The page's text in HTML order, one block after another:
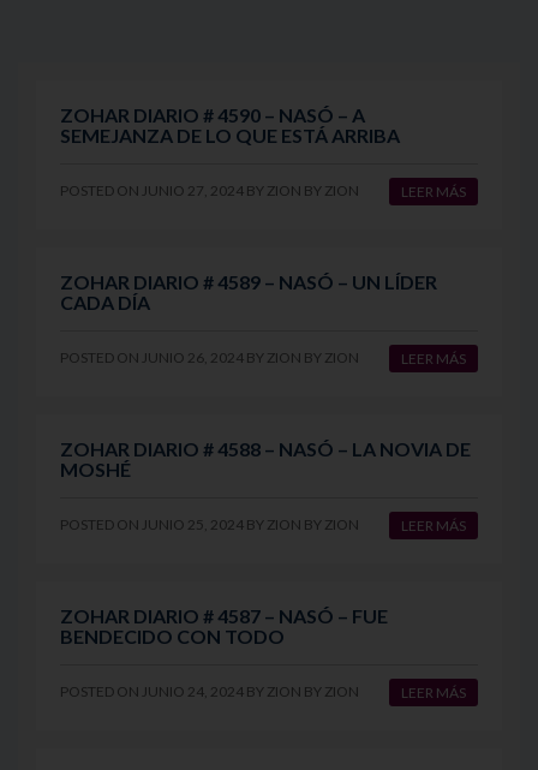
ZOHAR DIARIO # 4590 – NASÓ – A
SEMEJANZA DE LO QUE ESTÁ ARRIBA
POSTED ON JUNIO 27, 2024 BY ZION BY ZION LEER MÁS
ZOHAR DIARIO # 4589 – NASÓ – UN LÍDER
CADA DÍA
POSTED ON JUNIO 26, 2024 BY ZION BY ZION LEER MÁS
ZOHAR DIARIO # 4588 – NASÓ – LA NOVIA DE
MOSHÉ
POSTED ON JUNIO 25, 2024 BY ZION BY ZION LEER MÁS
ZOHAR DIARIO # 4587 – NASÓ – FUE
BENDECIDO CON TODO
POSTED ON JUNIO 24, 2024 BY ZION BY ZION LEER MÁS